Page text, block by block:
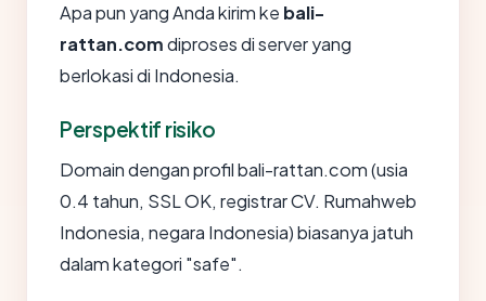
Apa pun yang Anda kirim ke bali-
rattan.comdiproses di server yang
berlokasi di Indonesia.
Perspektif risiko
Domain dengan profil bali-rattan.com (usia
0.4 tahun, SSL OK, registrar CV. Rumahweb
Indonesia, negara Indonesia) biasanya jatuh
dalam kategori "safe".